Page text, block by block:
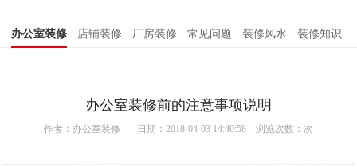
办公室装修 店铺装修 厂房装修 常见问题 装修风水 装修知识
办公室装修前的注意事项说明
作者： 办公室装修 日期：2018-04-03 14:40:58 浏览次数： 次